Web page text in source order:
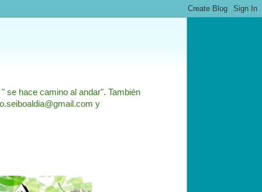
se hace camino al andar". También
y